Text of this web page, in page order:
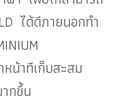
ได้ดีภายนอกทำ
น้าทีเก็บสะสม
กขึ้น